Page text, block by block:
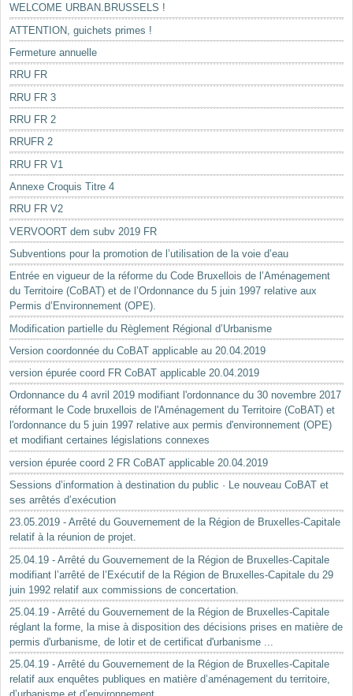
WELCOME URBAN.BRUSSELS !
ATTENTION, guichets primes !
Fermeture annuelle
RRU FR
RRU FR 3
RRU FR 2
RRUFR 2
RRU FR V1
Annexe Croquis Titre 4
RRU FR V2
VERVOORT dem subv 2019 FR
Subventions pour la promotion de l’utilisation de la voie d’eau
Entrée en vigueur de la réforme du Code Bruxellois de l’Aménagement
du Territoire (CoBAT) et de l’Ordonnance du 5 juin 1997 relative aux
Permis d’Environnement (OPE).
Modification partielle du Règlement Régional d’Urbanisme
Version coordonnée du CoBAT applicable au 20.04.2019
version épurée coord FR CoBAT applicable 20.04.2019
Ordonnance du 4 avril 2019 modifiant l'ordonnance du 30 novembre 2017
réformant le Code bruxellois de l'Aménagement du Territoire (CoBAT) et
l'ordonnance du 5 juin 1997 relative aux permis d'environnement (OPE)
et modifiant certaines législations connexes
version épurée coord 2 FR CoBAT applicable 20.04.2019
Sessions d’information à destination du public · Le nouveau CoBAT et
ses arrêtés d’exécution
23.05.2019 - Arrêté du Gouvernement de la Région de Bruxelles-Capitale
relatif à la réunion de projet.
25.04.19 - Arrêté du Gouvernement de la Région de Bruxelles-Capitale
modifiant l’arrêté de l’Exécutif de la Région de Bruxelles-Capitale du 29
juin 1992 relatif aux commissions de concertation.
25.04.19 - Arrêté du Gouvernement de la Région de Bruxelles-Capitale
réglant la forme, la mise à disposition des décisions prises en matière de
permis d'urbanisme, de lotir et de certificat d'urbanisme ...
25.04.19 - Arrêté du Gouvernement de la Région de Bruxelles-Capitale
relatif aux enquêtes publiques en matière d’aménagement du territoire,